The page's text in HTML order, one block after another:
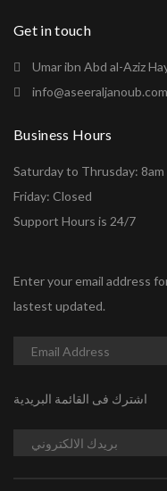
Get in touch
Umar ibn Abd al-Aziz
info@aseeraljanoub.com
Business Hours
Saturday to Thrusday: 8am
Friday: Closed
Support Hours is 24/7
Enter your email address
lastest updated.
اشترك فى القائمة البريدية